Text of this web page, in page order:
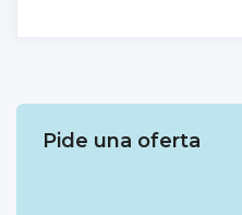
Pide una oferta